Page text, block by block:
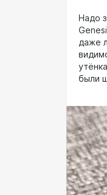
Надо
даже
были